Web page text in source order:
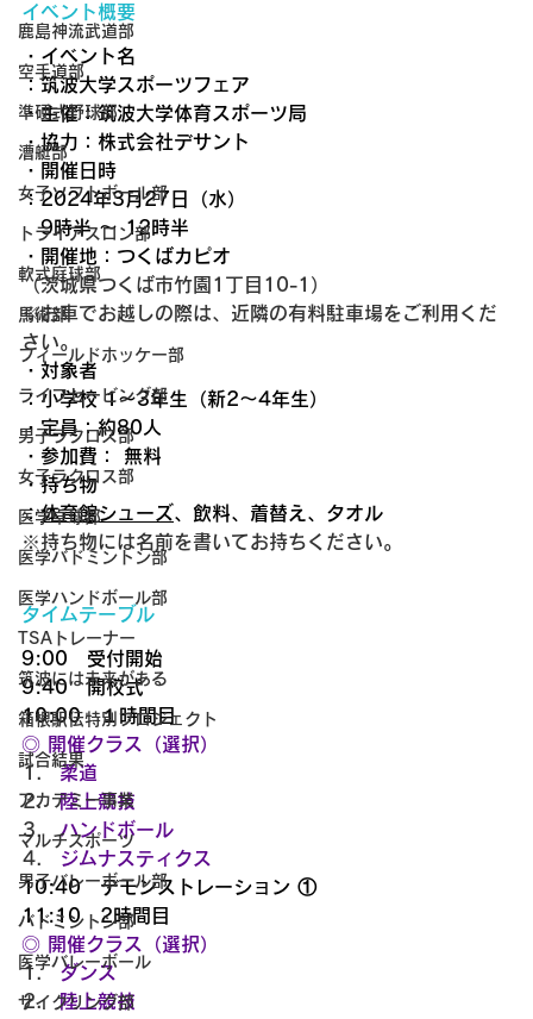
鹿島神流武道部
空手道部
準硬式野球部
漕艇部
女子ソフトボール部
トライアスロン部
軟式庭球部
馬術部
フィールドホッケー部
ライフセービング部
男子ラクロス部
女子ラクロス部
医学卓球部
医学バドミントン部
医学ハンドボール部
TSAトレーナー
筑波には未来がある
箱根駅伝特別プロジェクト
試合結果
アカデミー事業
マルチスポーツ
男子バレーボール部
バドミントン部
医学バレーボール
サイクリング部
イベント概要
・イベント名
：筑波大学スポーツフェア
・主催：筑波大学体育スポーツ局
・協力：株式会社デサント
・開催日時
：2024年3月27日（水）
9時半 〜 12時半
・開催地：つくばカピオ
（茨城県つくば市竹園1丁目10-1）
※お車でお越しの際は、近隣の有料駐車場をご利用くだ
さい。
・対象者
：小学校 1〜3年生（新2〜4年生）
・定員：約80人
・参加費： 無料
・持ち物
：体育館シューズ、飲料、着替え、タオル
※持ち物には名前を書いてお持ちください。
タイムテーブル
9:00　受付開始
9:40　開校式
10:00　１時間目
◎ 開催クラス（選択）
柔道
陸上競技
ハンドボール
ジムナスティクス
10:40　デモンストレーション ①
11:10　2時間目
◎ 開催クラス（選択）
ダンス
陸上競技